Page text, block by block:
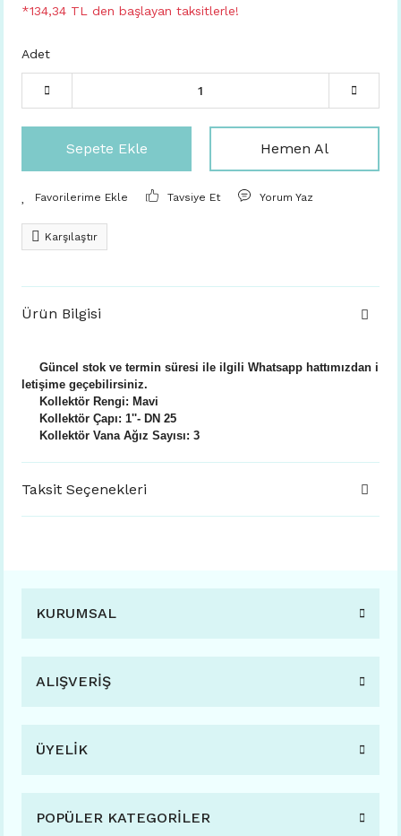
*134,34 TL den başlayan taksitlerle!
Adet
Sepete Ekle Hemen Al
Tavsiye Et Yorum Yaz
Karşılaştır
Ürün Bilgisi
Güncel stok ve termin süresi ile ilgili Whatsapp hattımızdan i
letişime geçebilirsiniz.
Kollektör Rengi: Mavi
Kollektör Çapı: 1''- DN 25
Kollektör Vana Ağız Sayısı: 3
Taksit Seçenekleri
KURUMSAL
ALIŞVERİŞ
ÜYELİK
POPÜLER KATEGORİLER